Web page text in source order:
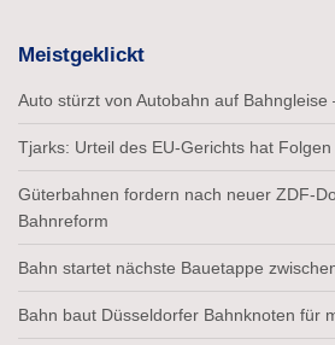
Meistgeklickt
Auto stürzt von Autobahn auf Bahngleise
Tjarks: Urteil des EU-Gerichts hat
Güterbahnen fordern nach neuer ZDF-
Bahnreform
Bahn startet nächste Bauetappe
Bahn baut Düsseldorfer Bahnknoten für